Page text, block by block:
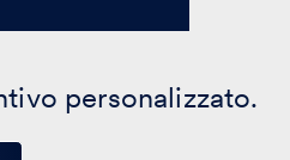
personalizzato.